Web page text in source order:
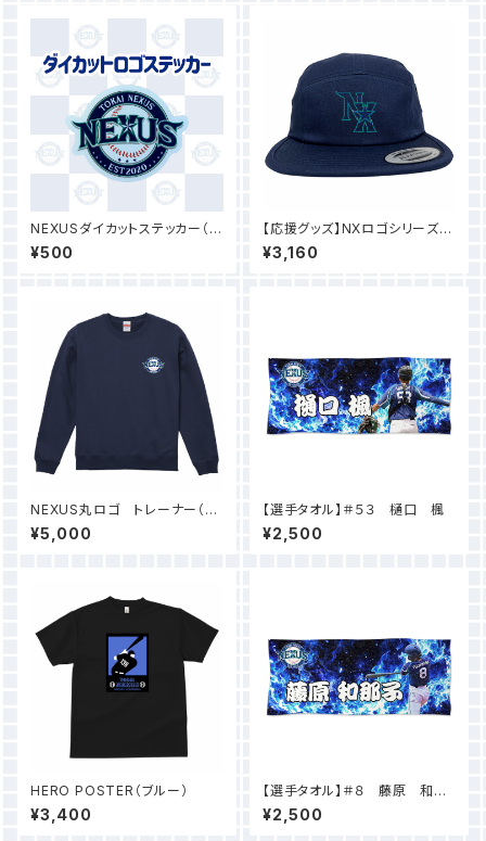
NEXUSダイカットステッカー（3
枚）
¥500
【応援グッズ】NXロゴシリーズ
『ジェットキャップ』
¥3,160
NEXUS丸ロゴ トレーナー（イ
ンディゴ）
¥5,000
【選手タオル】＃５３ 樋口 楓
¥2,500
HERO POSTER（ブルー）
¥3,400
【選手タオル】＃８ 藤原 和那
子
¥2,500